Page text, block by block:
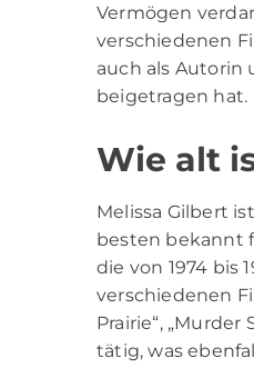
Vermögen
verschiedenen
auch als Autorin
beigetragen hat.
Wie alt
Melissa Gilbert
besten bekannt
die von 1974 bis
verschiedenen
Prairie“,
tätig, was